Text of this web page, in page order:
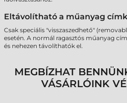
Eltávolítható a műanyag
Csak speciális "visszaszedhető"
esetén. A normál ragasztós műanyag
és nehezen távolíthatók el.
MEGBÍZHAT
VÁSÁRLÓINK